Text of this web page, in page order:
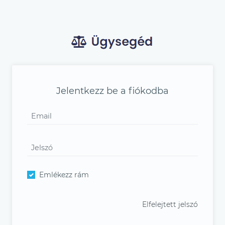
Jelentkezz be a fiókodba
Emlékezz rám
Elfelejtett jelszó